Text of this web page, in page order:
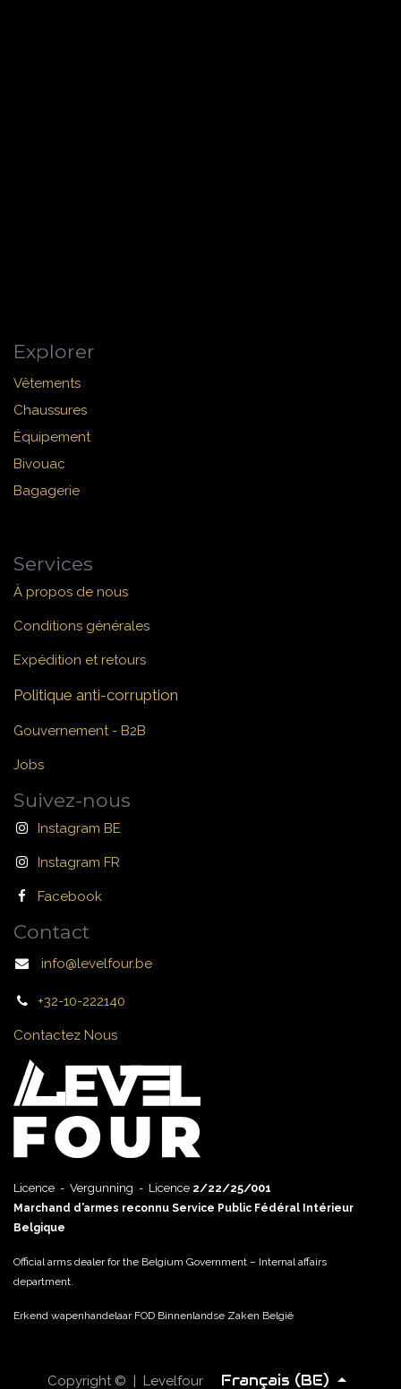
Explorer
Vêtements
Chaussures
Équipement
Bivouac
Bagagerie
Services
À propos de nous
Conditions générales
Expédition et retours
Politique anti-corruption
Gouvernement - B2B
Jobs
Suivez-nous
Instagram BE
Instagram FR
Facebook
Contact
info@levelfour.be
+32-10-222140
Contactez Nous
Licence - Vergunning - Licence 2/22/25/001
Marchand d’armes reconnu Service Public Fédéral Intérieur
Belgique
Official arms dealer for the Belgium Government – Internal affairs
department.
Erkend wapenhandelaar FOD Binnenlandse Zaken België
Copyright © | Levelfour Français (BE)